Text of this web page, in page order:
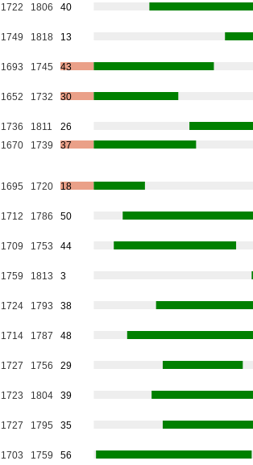
1722 1806 40
1749 1818 13
1693 1745 43
1652 1732 30
1736 1811
26
1670 1739 37
1695 1720 18
1712 1786 50
1709 1753 44
1759 1813 3
1724 1793 38
1714 1787 48
1727 1756 29
1723 1804 39
1727 1795 35
1703 1759 56